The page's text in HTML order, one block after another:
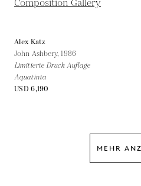
Alex Katz
John Ashbery,1986
Limitierte Druck Auflage
Aquatinta
USD 6,190
MEHR